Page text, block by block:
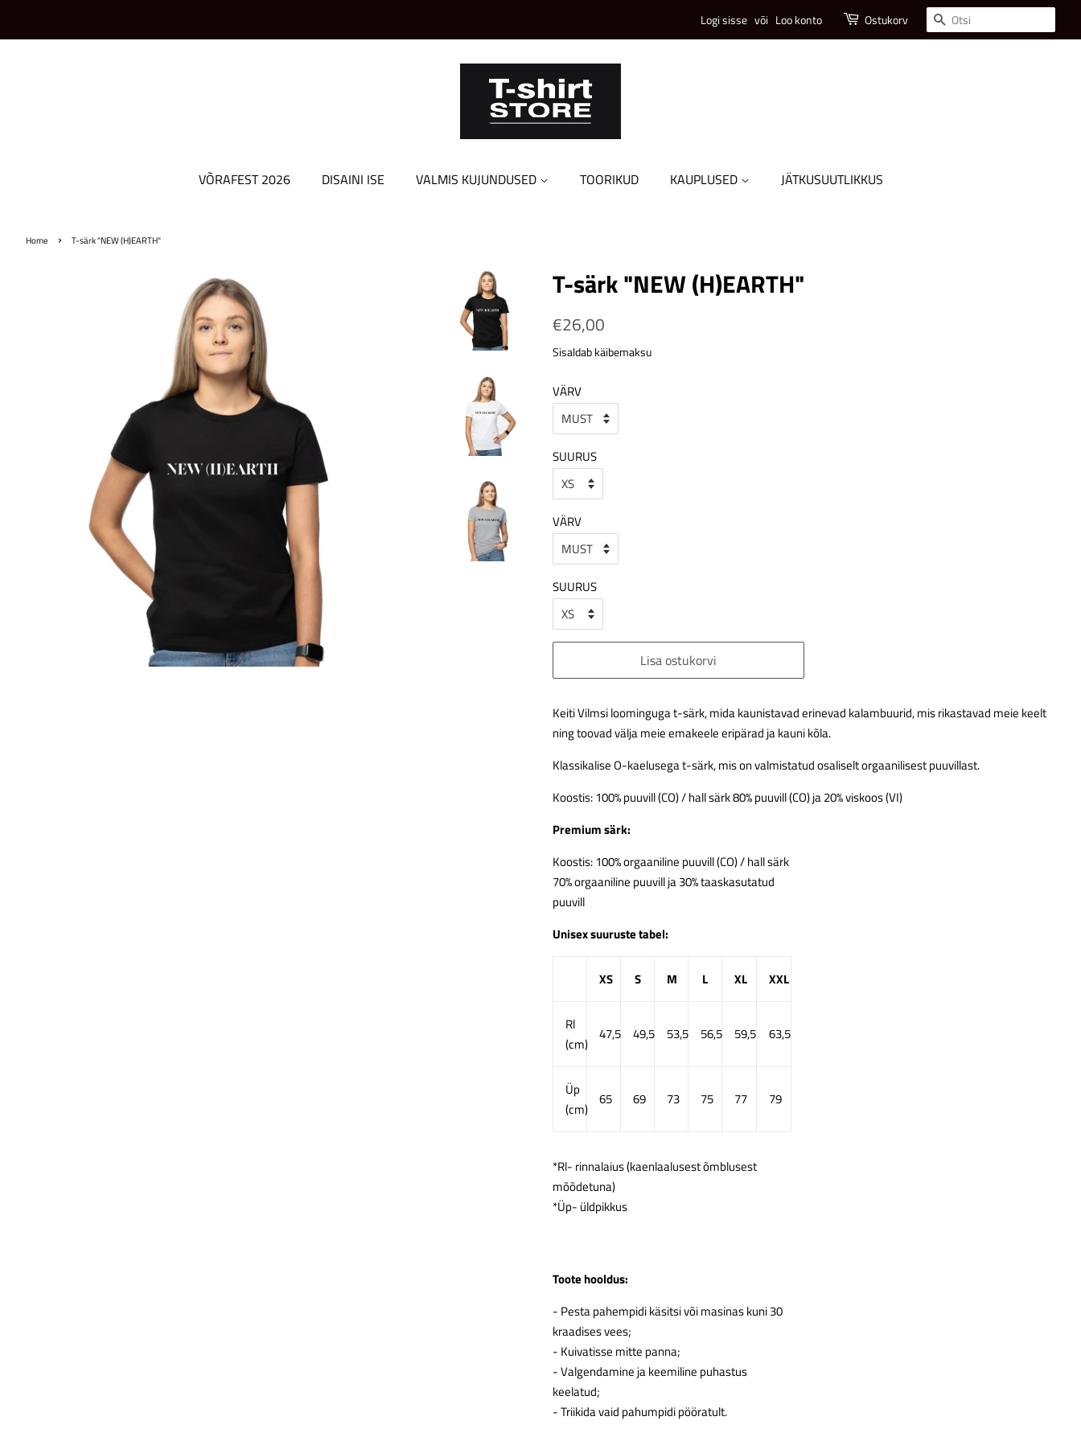
Logi sisse või Loo konto Ostukorv Otsi
VÕRAFEST 2026 DISAINI ISE VALMIS KUJUNDUSED TOORIKUD KAUPLUSED JÄTKUSUUTLIKKUS
Home › T-särk "NEW (H)EARTH"
T-särk "NEW (H)EARTH"
Tavahind
€26,00
Sisaldab käibemaksu
VÄRV
SUURUS
VÄRV
SUURUS
Lisa ostukorvi
Keiti Vilmsi loominguga t-särk, mida kaunistavad erinevad kalambuurid, mis rikastavad meie keelt
ning toovad välja meie emakeele eripärad ja kauni kõla.
Klassikalise O-kaelusegat-särk, mis on valmistatud osaliselt orgaanilisest puuvillast.
Koostis: 100% puuvill (CO) / hall särk 80% puuvill (CO) ja 20% viskoos (VI)
Premium särk:
Koostis: 100% orgaaniline puuvill (CO) / hall särk
70% orgaaniline puuvill ja 30% taaskasutatud
puuvill
Unisex suuruste tabel:
XS S M L XL XXL
Rl
(cm)
47,5 49,5 53,5 56,5 59,5 63,5
Üp
(cm)
65 69 73 75 77 79
*Rl- rinnalaius (kaenlaalusest õmblusest
mõõdetuna)
*Üp- üldpikkus
Toote hooldus:
- Pesta pahempidi käsitsi või masinas kuni 30
kraadises vees;
- Kuivatisse mitte panna;
- Valgendamine ja keemiline puhastus
keelatud;
- Triikida vaid pahumpidi pööratult.